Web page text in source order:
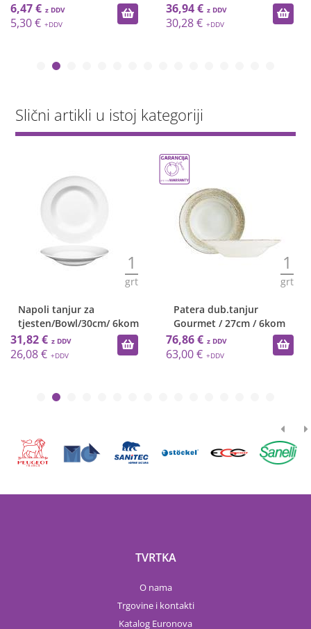
36,94 €
30,28 €
39,85 €
32,66 €
Slični artikli u istoj kategoriji
1
grt
Napoli tanjur za
tjesten/Bowl/30cm/ 6kom
31,82 €
26,08 €
1
grt
Patera dub.tanjur
Gourmet / 27cm / 6kom
76,86 €
63,00 €
TVRTKA
O nama
Trgovine i kontakti
Katalog Euronova